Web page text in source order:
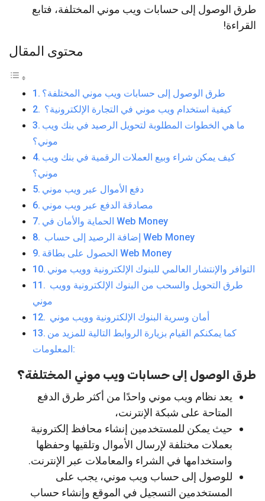
طرق الوصول إلى حسابات ويب موني المختلفة، فتابع
القراءة!
محتوى المقال
طرق الوصول إلى حسابات ويب موني المختلفة؟
كيفية استخدام ويب موني في التجارة الإلكترونية؟
ما هي الخطوات المطلوبة لتحويل الرصيد في بنك ويب
موني؟
كيف يمكن شراء وبيع العملات الرقمية في بنك ويب
موني؟
دفع الأموال عبر ويب موني
مصادقة الدفع عبر ويب موني
الحماية والأمان في Web Money
إضافة الرصيد إلى حساب Web Money
الحصول على بطاقة Web Money
التوافر والإنتشار العالمي للبنوك الإلكترونية وويب موني
موني
أمان وسرية البنوك الإلكترونية وويب موني
كما يمكنكم القيام بزيارة الروابط التالية للمزيد من
المعلومات:
طرق الوصول إلى حسابات ويب موني المختلفة؟
يعد نظام ويب موني واحدًا من أكثر طرق الدفع
المتاحة على شبكة الإنترنت،
حيث يمكن للمستخدمين إنشاء محافظ إلكترونية
بعملات مختلفة لإرسال الأموال وتلقيها وحفظها
واستخدامها في الشراء والمعاملات عبر الإنترنت.
للوصول إلى حساب ويب موني، يجب على
المستخدمين التسجيل في الموقع وإنشاء حساب